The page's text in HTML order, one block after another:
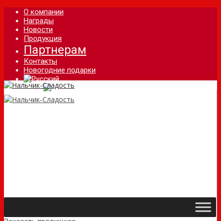
О компании
Награды
Новости
Продукция
Партнерам
Контакты
Новогодние подарки